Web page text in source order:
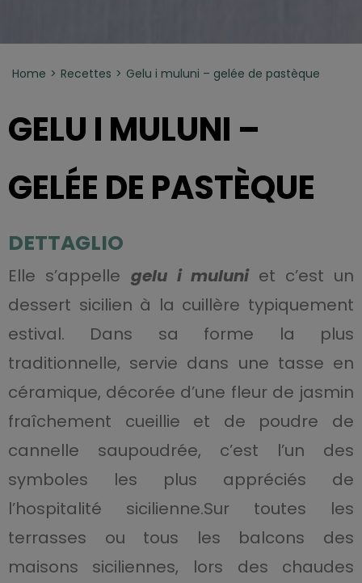
Home Recettes Gelu i muluni – gelée de pastèque
GELU I MULUNI –
GELÉE DE PASTÈQUE
DETTAGLIO
Elle s’appelle gelu i muluniet c’est un
dessert sicilien à la cuillère typiquement
estival. Dans sa forme la plus
traditionnelle, servie dans une tasse en
céramique, décorée d’une fleur de jasmin
fraîchement cueillie et de poudre de
cannelle saupoudrée, c’est l’un des
symboles les plus appréciés de
l’hospitalité sicilienne.Sur toutes les
terrasses ou tous les balcons des
maisons siciliennes, lors des chaudes